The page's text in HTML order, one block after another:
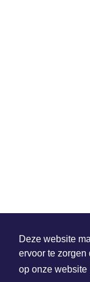
Deze website
ervoor te zorgen
op onze website